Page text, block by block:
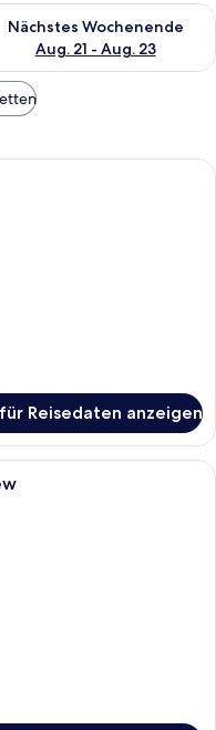
Wochenende, Aug. 14
Nächstes Wochenende
Aug. 21 - Aug. 23
die Verfügbarkeit
Hotelzimmer mit
Reisedaten anzeigen
Hotelzimmer mit